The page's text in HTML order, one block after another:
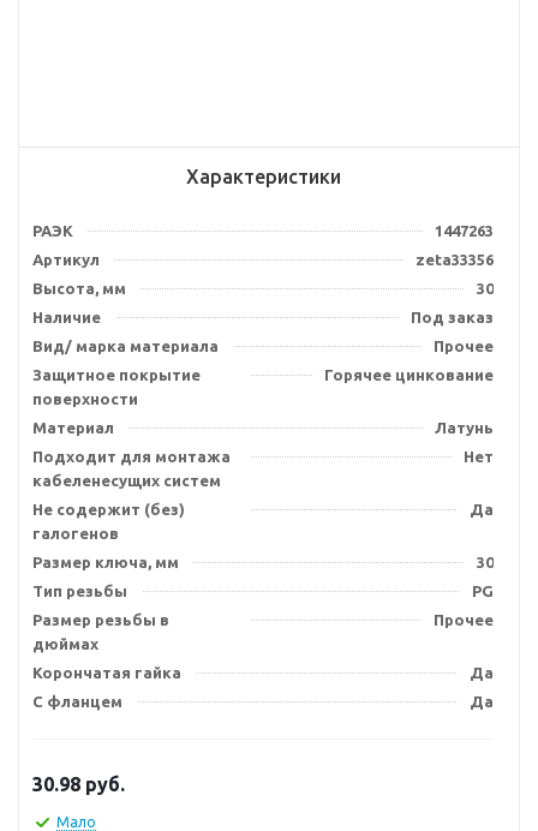
Характеристики
РАЭК
1447263
Артикул
zeta33356
Высота, мм
30
Наличие
Под заказ
Вид/ марка материала
Прочее
Защитное покрытие
поверхности
Горячее цинкование
Материал
Латунь
Подходит для монтажа
кабеленесущих систем
Нет
Не содержит (без)
галогенов
Да
Размер ключа, мм
30
Тип резьбы
PG
Размер резьбы в
дюймах
Прочее
Корончатая гайка
Да
С фланцем
Да
30.98 руб.
Мало